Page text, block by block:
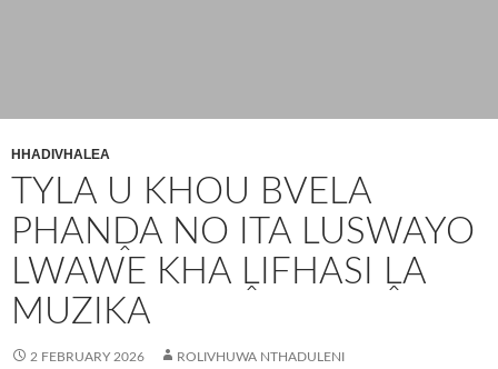
HHADIVHALEA
TYLA U KHOU BVELA
PHANḒA NO ITA LUSWAYO
LWAWE KHA ḼIFHASI ḼA
MUZIKA
2 FEBRUARY 2026 ROLIVHUWA NTHADULENI